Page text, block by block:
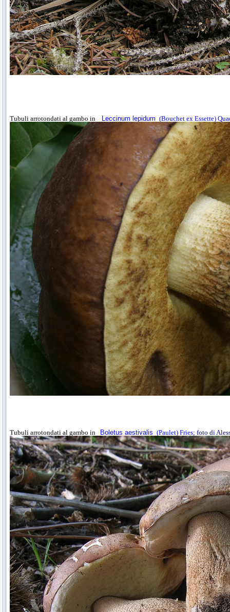
Tubuli arrotondati al gambo in Leccinum lepidum (Bouchet ex Essette)
Tubuli arrotondati al gambo in Boletus aestivalis (Paulet) Fries; foto di